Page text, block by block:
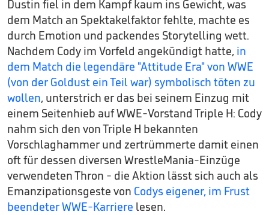
Dustin fiel in dem Kampf kaum ins Gewicht, was
dem Match an Spektakelfaktor fehlte, machte es
durch Emotion und packendes Storytelling wett.
Nachdem Cody im Vorfeld angekündigt hatte, in
dem Match die legendäre "Attitude Era" von WWE
(von der Goldust ein Teil war) symbolisch töten zu
wollen, unterstrich er das bei seinem Einzug mit
einem Seitenhieb auf WWE-Vorstand Triple H: Cody
nahm sich den von Triple H bekannten
Vorschlaghammer und zertrümmerte damit einen
oft für dessen diversen WrestleMania-Einzüge
verwendeten Thron - die Aktion lässt sich auch als
Emanzipationsgeste von Codys eigener, im Frust
beendeter WWE-Karriere lesen.